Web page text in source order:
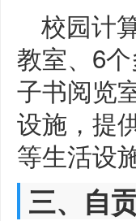
校园计
教室、6
子书阅览
设施，提
等生活设
三、自